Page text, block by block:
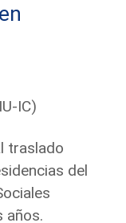
IC)
traslado
del
años.